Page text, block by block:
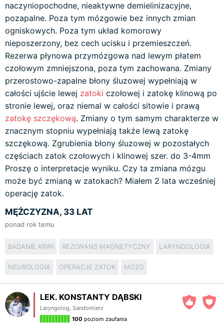
naczyniopochodne, nieaktywne demielinizacyjne,
pozapalne. Poza tym mózgowie bez innych zmian
ogniskowych. Poza tym układ komorowy
nieposzerzony, bez cech ucisku i przemieszczeń.
Rezerwa płynowa przymózgowa nad lewym płatem
czołowym zmniejszona, poza tym zachowana. Zmiany
przerostowo-zapalne błony śluzowej wypełniają w
całości ujście lewej zatoki czołowej i zatokę klinową po
stronie lewej, oraz niemal w całości sitowie i prawą
zatokę szczękową. Zmiany o tym samym charakterze w
znacznym stopniu wypełniają także lewą zatokę
szczękową. Zgrubienia błony śluzowej w pozostałych
częściach zatok czołowych i klinowej szer. do 3-4mm
Proszę o interpretacje wyniku. Czy ta zmiana mózgu
może być zmianą w zatokach? Miałem 2 lata wcześniej
operację zatok.
MĘŻCZYZNA, 33 LAT
ponad rok temu
BADANIE KRWI REZONANS MAGNETYCZNY LARYNGOLOGIA
NEUROLOGIA OPERACJE ZATOK MÓZG
LEK. KONSTANTY DĄBSKI
Laryngolog, Sandomierz
100 poziom zaufania